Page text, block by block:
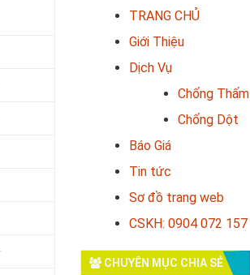
TRANG CHỦ
Giới Thiệu
Dịch Vụ
Chống Thấm
Chống Dột
Báo Giá
Tin tức
Sơ đồ trang web
CSKH: 0904 072 157
CHUYÊN MỤC CHIA SẺ